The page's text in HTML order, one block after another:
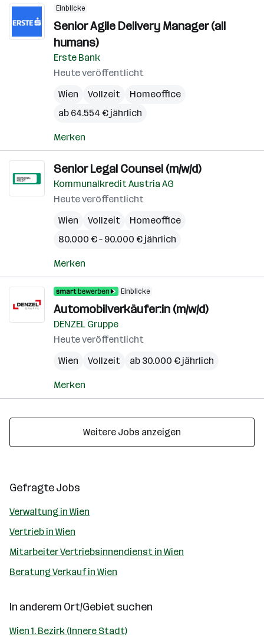
Einblicke
Senior Agile Delivery Manager (all
humans)
Erste Bank
Heute veröffentlicht
Wien
Vollzeit
Homeoffice
ab 64.554 € jährlich
Merken
Senior Legal Counsel (m/w/d)
Kommunalkredit Austria AG
Heute veröffentlicht
Wien
Vollzeit
Homeoffice
80.000 € – 90.000 € jährlich
Merken
Einblicke
Automobilverkäufer:in (m/w/d)
DENZEL Gruppe
Heute veröffentlicht
Wien
Vollzeit ab 30.000 € jährlich
Merken
Weitere Jobs anzeigen
Gefragte Jobs
Verwaltung in Wien
Vertrieb in Wien
Mitarbeiter Vertriebsinnendienst in Wien
Beratung Verkauf in Wien
In anderem Ort/Gebiet suchen
Wien 1. Bezirk (Innere Stadt)